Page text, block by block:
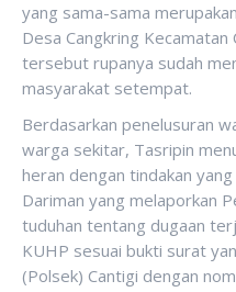
yang sama-sama
Desa Cangkring
tersebut rupanya sudah
masyarakat setempat.
Berdasarkan penelusuran
warga sekitar, Tasripin
heran dengan tindakan
Dariman yang melaporkan
tuduhan tentang dugaan
KUHP sesuai bukti surat
(Polsek) Cantigi dengan